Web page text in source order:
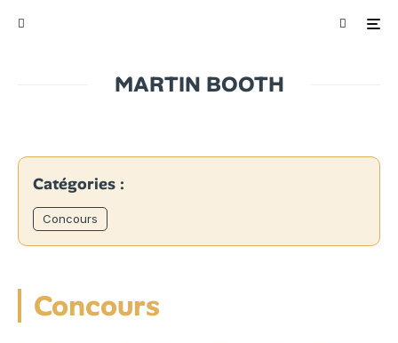
MARTIN BOOTH
Catégories :
Concours
Concours